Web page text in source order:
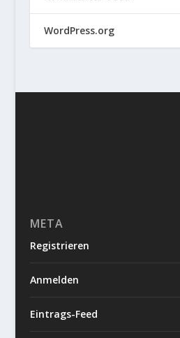
WordPress.org
META
Registrieren
Anmelden
Eintrags-Feed